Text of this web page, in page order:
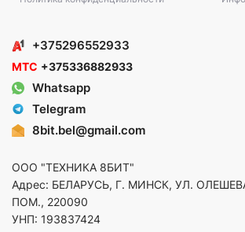
+375296552933
МТС +375336882933
Whatsapp
Telegram
8bit.bel@gmail.com
ООО "ТЕХНИКА 8БИТ"
Адрес: БЕЛАРУСЬ, Г. МИНСК, УЛ.
ПОМ., 220090
УНП: 193837424